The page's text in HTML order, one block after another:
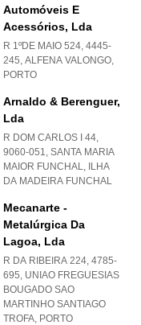
Automóveis E
Acessórios, Lda
R 1ºDE MAIO 524, 4445-
245, ALFENA VALONGO,
PORTO
Arnaldo & Berenguer,
Lda
R DOM CARLOS I 44,
9060-051, SANTA MARIA
MAIOR FUNCHAL, ILHA
DA MADEIRA FUNCHAL
Mecanarte -
Metalúrgica Da
Lagoa, Lda
R DA RIBEIRA 224, 4785-
695, UNIAO FREGUESIAS
BOUGADO SAO
MARTINHO SANTIAGO
TROFA, PORTO